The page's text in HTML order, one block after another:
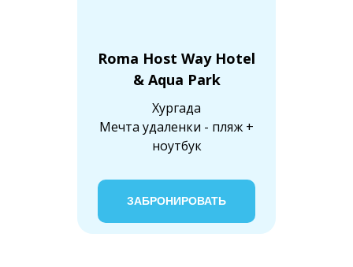
Roma Host Way Hotel
& Aqua Park
Хургада
Мечта удаленки - пляж +
ноутбук
ЗАБРОНИРОВАТЬ